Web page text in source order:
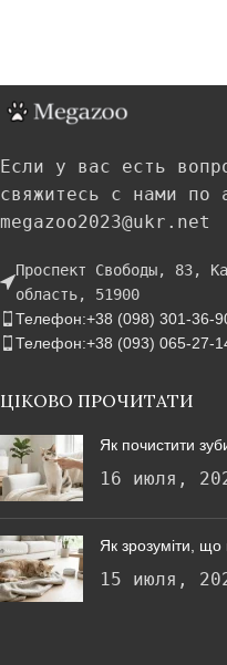
Если у вас есть
свяжитесь с нами по
megazoo2023@ukr.net
Проспект Свободы, 83,
область, 51900
Телефон:+38 (098) 301-36-
Телефон:+38 (093) 065-27-
ЦІКОВО ПРОЧИТАТИ
Як почистити
16 июля,
Як зрозуміти, що
15 июля,